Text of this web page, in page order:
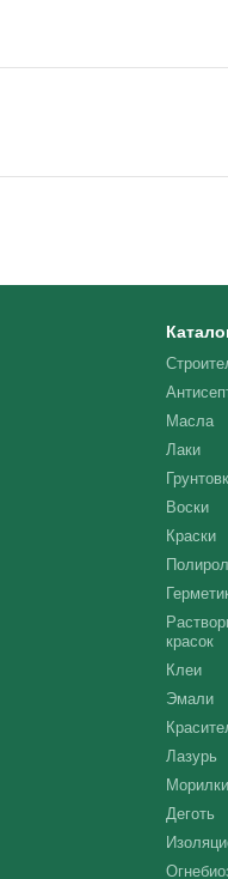
Масла
Лаки
Воски
Краски
красок
Клеи
Эмали
Лазурь
Морилки
Деготь